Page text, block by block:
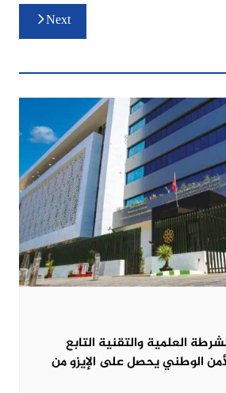
Next
العلمية والتقنية التابع
الوطني يحصل على الإيزو من